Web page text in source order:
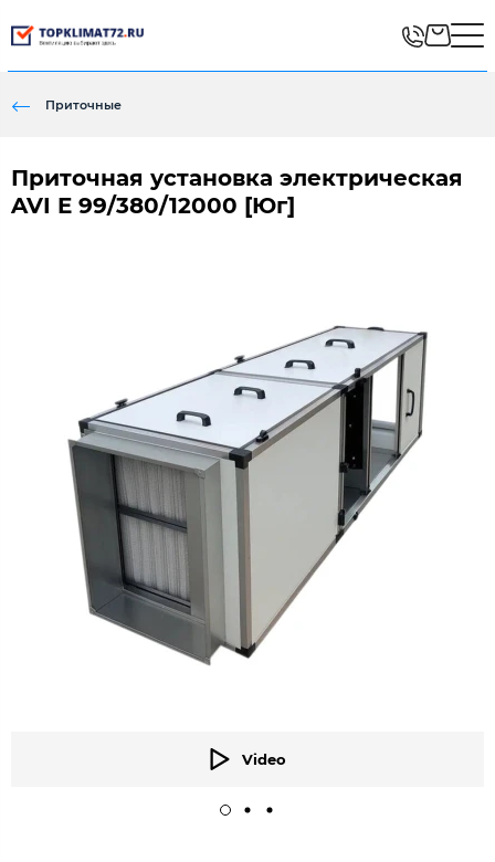
Приточные
Приточная установка электрическая
AVI E 99/380/12000 [Юг]
Video